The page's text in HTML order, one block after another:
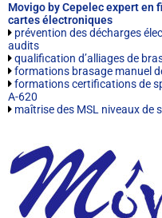
Movigo by Cepelec expert
cartes électroniques
prévention des décharges
audits
qualification d’alliages de
formations brasage manuel
formations certifications de
A-620
maîtrise des MSL niveaux de